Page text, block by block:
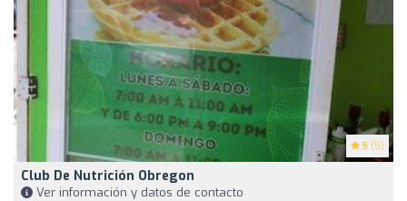
5 (5)
Club De Nutrición Obregon
Ver información y datos de contacto